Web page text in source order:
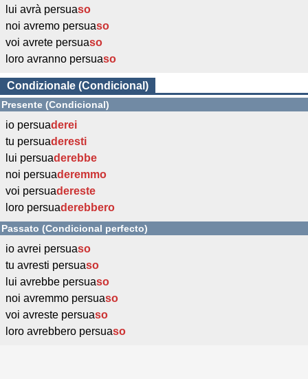
lui avrà persuaso
noi avremo persuaso
voi avrete persuaso
loro avranno persuaso
Condizionale (Condicional)
Presente (Condicional)
io persuaderei
tu persuaderesti
lui persuaderebbe
noi persuaderemmo
voi persuadereste
loro persuaderebbero
Passato (Condicional perfecto)
io avrei persuaso
tu avresti persuaso
lui avrebbe persuaso
noi avremmo persuaso
voi avreste persuaso
loro avrebbero persuaso